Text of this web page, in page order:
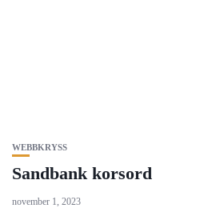
WEBBKRYSS
Sandbank korsord
november 1, 2023